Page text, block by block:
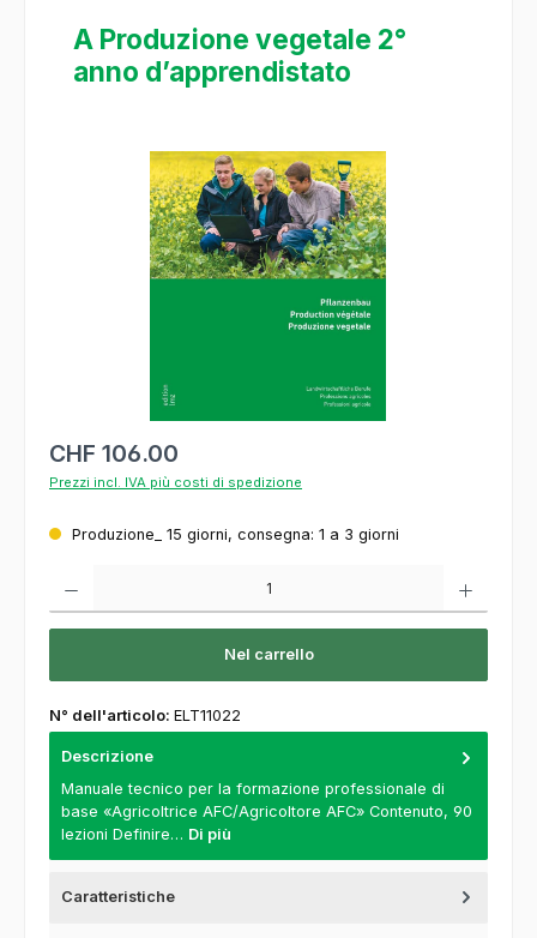
A Produzione vegetale 2°
anno d’apprendistato
Salta la galleria di immagini
CHF 106.00
Prezzi incl. IVA più costi di spedizione
Produzione_ 15 giorni, consegna: 1 a 3 giorni
Nel carrello
N° dell'articolo: ELT11022
Descrizione
Manuale tecnico per la formazione professionale di
base «Agricoltrice AFC/Agricoltore AFC» Contenuto, 90
lezioni Definire… Di più
Caratteristiche